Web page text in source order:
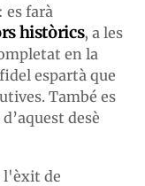
farà
històrics, a les
en la
espartà que
També es
desè
l'èxit de